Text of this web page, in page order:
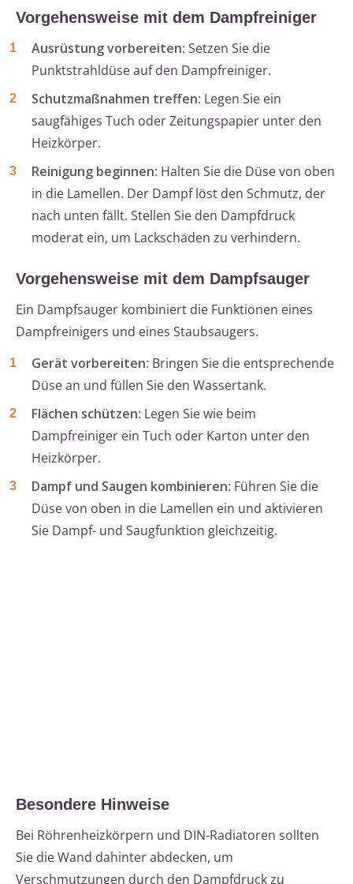
Vorgehensweise mit dem Dampfreiniger
Ausrüstung vorbereiten: Setzen Sie die
Punktstrahldüse auf den Dampfreiniger.
Schutzmaßnahmen treffen: Legen Sie ein
saugfähiges Tuch oder Zeitungspapier unter den
Heizkörper.
Reinigung beginnen: Halten Sie die Düse von oben
in die Lamellen. Der Dampf löst den Schmutz, der
nach unten fällt. Stellen Sie den Dampfdruck
moderat ein, um Lackschäden zu verhindern.
Vorgehensweise mit dem Dampfsauger
Ein Dampfsauger kombiniert die Funktionen eines
Dampfreinigers und eines Staubsaugers.
Gerät vorbereiten: Bringen Sie die entsprechende
Düse an und füllen Sie den Wassertank.
Flächen schützen: Legen Sie wie beim
Dampfreiniger ein Tuch oder Karton unter den
Heizkörper.
Dampf und Saugen kombinieren: Führen Sie die
Düse von oben in die Lamellen ein und aktivieren
Sie Dampf- und Saugfunktion gleichzeitig.
Besondere Hinweise
Bei Röhrenheizkörpern und DIN-Radiatoren sollten
Sie die Wand dahinter abdecken, um
Verschmutzungen durch den Dampfdruck zu